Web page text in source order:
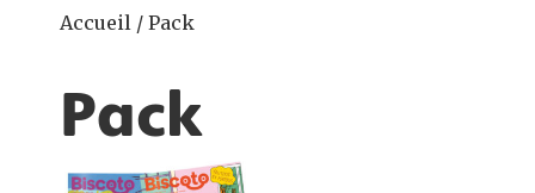
Accueil / Pack
Pack